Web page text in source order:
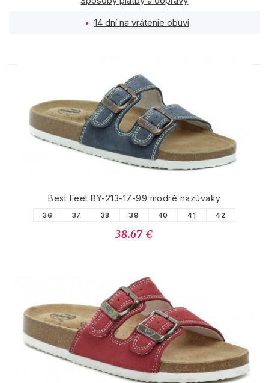
14 dní na vrátenie obuvi
PODOBNÉ PRODUKTY
Best Feet BY-213-17-99 modré nazúvaky
36 37 38 39 40 41 42
38.67 €